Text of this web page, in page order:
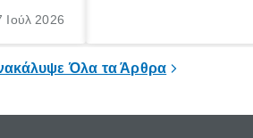
Ιούλ 2026
σημαντική περίοδος
Όλα τα Άρθρα